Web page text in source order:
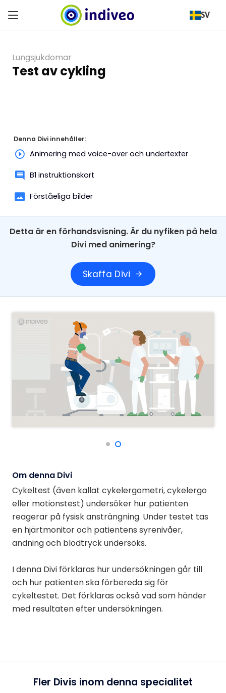
SV
Lungsjukdomar
Test av cykling
Denna Divi innehåller:
Animering med voice-over och undertexter
B1 instruktionskort
Förståeliga bilder
Detta är en förhandsvisning. Är du nyfiken på hela
Divi med animering?
Skaffa Divi arrow_forward
Om denna Divi
Cykeltest (även kallat cykelergometri, cykelergo
eller motionstest) undersöker hur patienten
reagerar på fysisk ansträngning. Under testet tas
en hjärtmonitor och patientens syrenivåer,
andning och blodtryck undersöks.
I denna Divi förklaras hur undersökningen går till
och hur patienten ska förbereda sig för
cykeltestet. Det förklaras också vad som händer
med resultaten efter undersökningen.
Fler Divis inom denna specialitet